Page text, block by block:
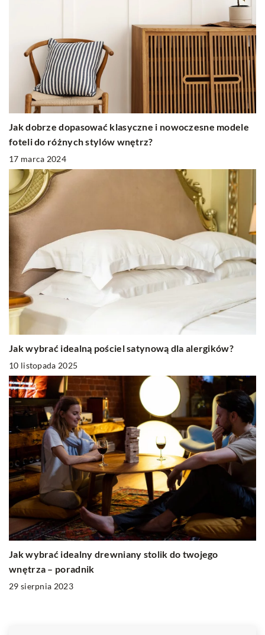
Jak dobrze dopasować klasyczne i nowoczesne modele
foteli do różnych stylów wnętrz?
17 marca 2024
Jak wybrać idealną pościel satynową dla alergików?
10 listopada 2025
Jak wybrać idealny drewniany stolik do twojego
wnętrza – poradnik
29 sierpnia 2023